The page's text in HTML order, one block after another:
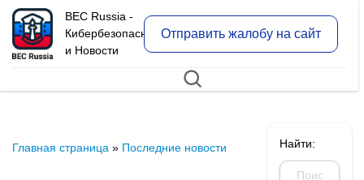
BEC Russia -
Кибербезопасность
и Новости
Отправить жалобу на сайт
Главная страница » Последние новости Найти: